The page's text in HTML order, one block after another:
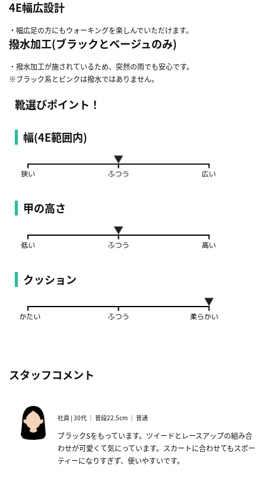
4E幅広設計
・幅広足の方にもウォーキングを楽しんでいただけます。
撥水加工(ブラックとベージュのみ)
・撥水加工が施されているため、突然の雨でも安心です。
※ブラック系とピンクは撥水ではありません。
靴選びポイント！
幅(4E範囲内)
甲の高さ
クッション
スタッフコメント
社員 | 30代 ｜ 普段22.5cm ｜ 普通
ブラックSをもっています。ツイードとレースアップの組み合
わせが可愛くて気にっています。スカートに合わせてもスポー
ティーになりすぎず、使いやすいです。